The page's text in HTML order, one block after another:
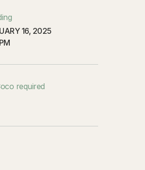
16, 2025
required